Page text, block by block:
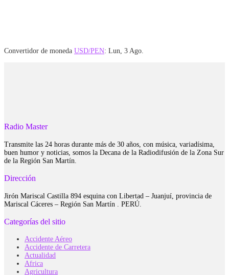
Convertidor de moneda USD/PEN: Lun, 3 Ago.
Radio Master
Transmite las 24 horas durante más de 30 años, con música, variadísima,
buen humor y noticias, somos la Decana de la Radiodifusión de la Zona Sur
de la Región San Martín.
Dirección
Jirón Mariscal Castilla 894 esquina con Libertad – Juanjuí, provincia de
Mariscal Cáceres – Región San Martín . PERÚ.
Categorías del sitio
Accidente Aéreo
Accidente de Carretera
Actualidad
Africa
Agricultura